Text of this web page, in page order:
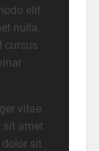
elit
nulla.
cursus
vitae
sit amet
sit